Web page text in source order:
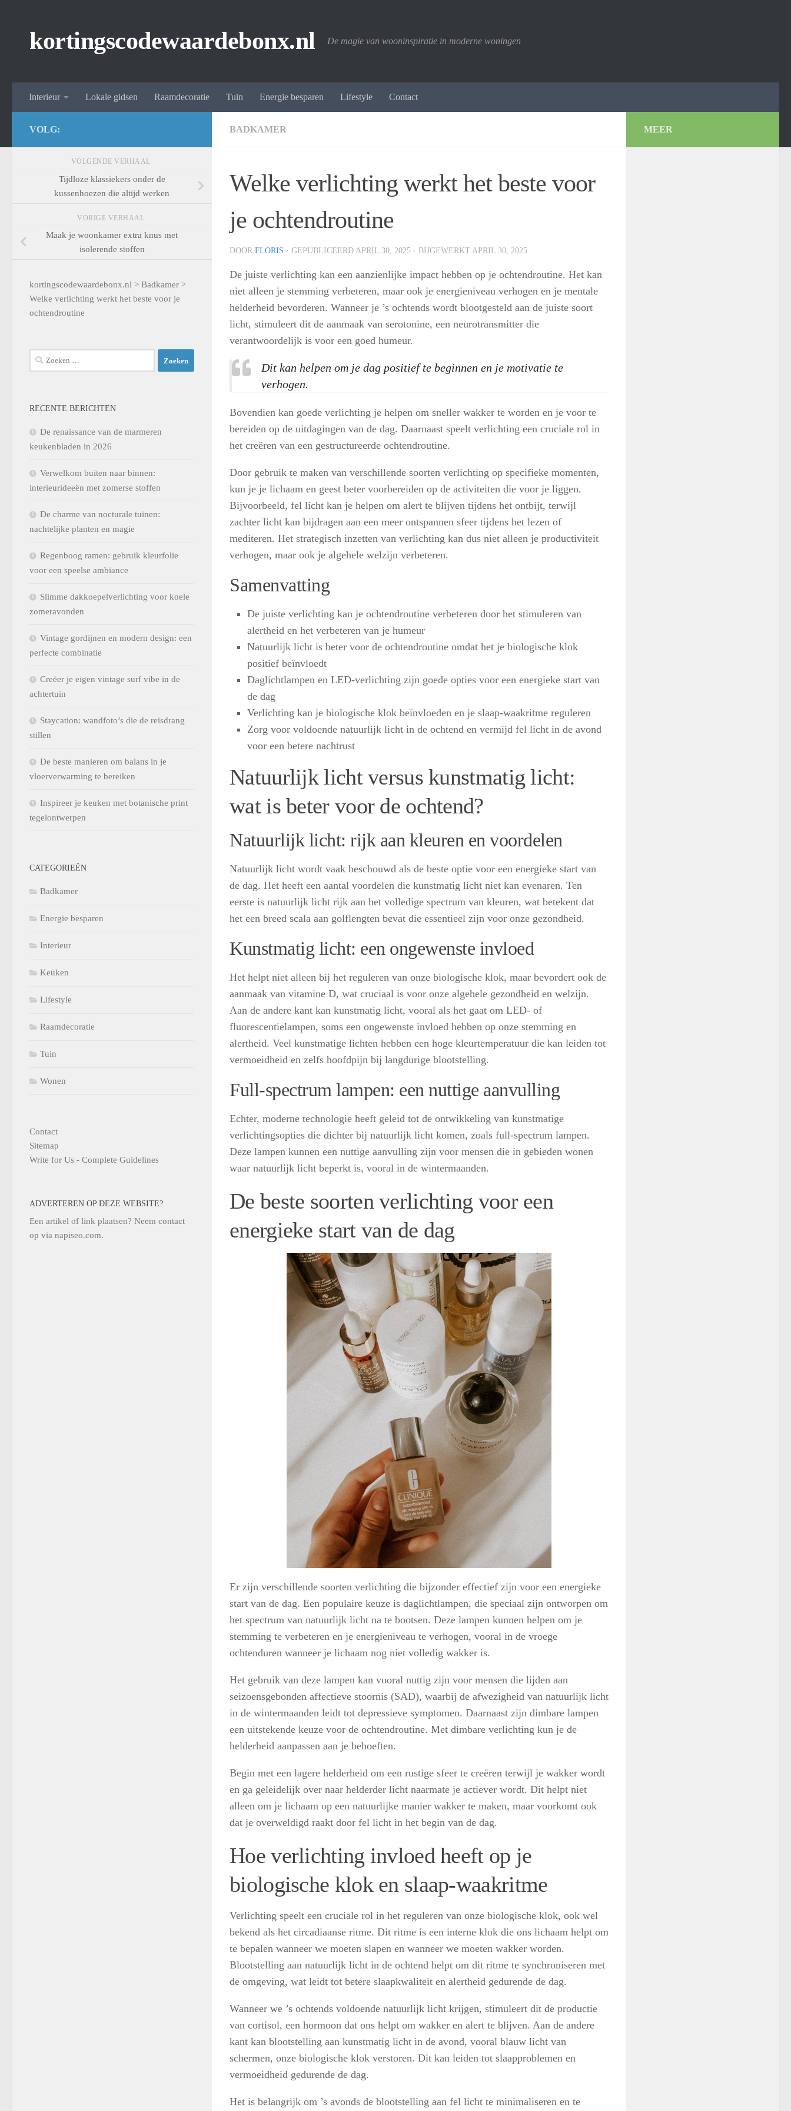
kortingscodewaardebonx.nl De magie van wooninspiratie in moderne woningen
Interieur Lokale gidsen Raamdecoratie Tuin Energie besparen Lifestyle Contact
BADKAMER
Welke verlichting werkt het beste voor
je ochtendroutine
DOOR FLORIS · GEPUBLICEERD APRIL 30, 2025 · BIJGEWERKT APRIL 30, 2025
De juiste verlichting kan een aanzienlijke impact hebben op je ochtendroutine. Het kan
niet alleen je stemming verbeteren, maar ook je energieniveau verhogen en je mentale
helderheid bevorderen. Wanneer je ’s ochtends wordt blootgesteld aan de juiste soort
licht, stimuleert dit de aanmaak van serotonine, een neurotransmitter die
verantwoordelijk is voor een goed humeur.
Dit kan helpen om je dag positief te beginnen en je motivatie te
verhogen.
Bovendien kan goede verlichting je helpen om sneller wakker te worden en je voor te
bereiden op de uitdagingen van de dag. Daarnaast speelt verlichting een cruciale rol in
het creëren van een gestructureerde ochtendroutine.
Door gebruik te maken van verschillende soorten verlichting op specifieke momenten,
kun je je lichaam en geest beter voorbereiden op de activiteiten die voor je liggen.
Bijvoorbeeld, fel licht kan je helpen om alert te blijven tijdens het ontbijt, terwijl
zachter licht kan bijdragen aan een meer ontspannen sfeer tijdens het lezen of
mediteren. Het strategisch inzetten van verlichting kan dus niet alleen je productiviteit
verhogen, maar ook je algehele welzijn verbeteren.
Samenvatting
De juiste verlichting kan je ochtendroutine verbeteren door het stimuleren van
alertheid en het verbeteren van je humeur
Natuurlijk licht is beter voor de ochtendroutine omdat het je biologische klok
positief beïnvloedt
Daglichtlampen en LED-verlichting zijn goede opties voor een energieke start van
de dag
Verlichting kan je biologische klok beïnvloeden en je slaap-waakritme reguleren
Zorg voor voldoende natuurlijk licht in de ochtend en vermijd fel licht in de avond
voor een betere nachtrust
Natuurlijk licht versus kunstmatig licht:
wat is beter voor de ochtend?
Natuurlijk licht: rijk aan kleuren en voordelen
Natuurlijk licht wordt vaak beschouwd als de beste optie voor een energieke start van
de dag. Het heeft een aantal voordelen die kunstmatig licht niet kan evenaren. Ten
eerste is natuurlijk licht rijk aan het volledige spectrum van kleuren, wat betekent dat
het een breed scala aan golflengten bevat die essentieel zijn voor onze gezondheid.
Kunstmatig licht: een ongewenste invloed
Het helpt niet alleen bij het reguleren van onze biologische klok, maar bevordert ook de
aanmaak van vitamine D, wat cruciaal is voor onze algehele gezondheid en welzijn.
Aan de andere kant kan kunstmatig licht, vooral als het gaat om LED- of
fluorescentielampen, soms een ongewenste invloed hebben op onze stemming en
alertheid. Veel kunstmatige lichten hebben een hoge kleurtemperatuur die kan leiden tot
vermoeidheid en zelfs hoofdpijn bij langdurige blootstelling.
Full-spectrum lampen: een nuttige aanvulling
Echter, moderne technologie heeft geleid tot de ontwikkeling van kunstmatige
verlichtingsopties die dichter bij natuurlijk licht komen, zoals full-spectrum lampen.
Deze lampen kunnen een nuttige aanvulling zijn voor mensen die in gebieden wonen
waar natuurlijk licht beperkt is, vooral in de wintermaanden.
De beste soorten verlichting voor een
energieke start van de dag
Er zijn verschillende soorten verlichting die bijzonder effectief zijn voor een energieke
start van de dag. Een populaire keuze is daglichtlampen, die speciaal zijn ontworpen om
het spectrum van natuurlijk licht na te bootsen. Deze lampen kunnen helpen om je
stemming te verbeteren en je energieniveau te verhogen, vooral in de vroege
ochtenduren wanneer je lichaam nog niet volledig wakker is.
Het gebruik van deze lampen kan vooral nuttig zijn voor mensen die lijden aan
seizoensgebonden affectieve stoornis (SAD), waarbij de afwezigheid van natuurlijk licht
in de wintermaanden leidt tot depressieve symptomen. Daarnaast zijn dimbare lampen
een uitstekende keuze voor de ochtendroutine. Met dimbare verlichting kun je de
helderheid aanpassen aan je behoeften.
Begin met een lagere helderheid om een rustige sfeer te creëren terwijl je wakker wordt
en ga geleidelijk over naar helderder licht naarmate je actiever wordt. Dit helpt niet
alleen om je lichaam op een natuurlijke manier wakker te maken, maar voorkomt ook
dat je overweldigd raakt door fel licht in het begin van de dag.
Hoe verlichting invloed heeft op je
biologische klok en slaap-waakritme
Verlichting speelt een cruciale rol in het reguleren van onze biologische klok, ook wel
bekend als het circadiaanse ritme. Dit ritme is een interne klok die ons lichaam helpt om
te bepalen wanneer we moeten slapen en wanneer we moeten wakker worden.
Blootstelling aan natuurlijk licht in de ochtend helpt om dit ritme te synchroniseren met
de omgeving, wat leidt tot betere slaapkwaliteit en alertheid gedurende de dag.
Wanneer we ’s ochtends voldoende natuurlijk licht krijgen, stimuleert dit de productie
van cortisol, een hormoon dat ons helpt om wakker en alert te blijven. Aan de andere
kant kan blootstelling aan kunstmatig licht in de avond, vooral blauw licht van
schermen, onze biologische klok verstoren. Dit kan leiden tot slaapproblemen en
vermoeidheid gedurende de dag.
Het is belangrijk om ’s avonds de blootstelling aan fel licht te minimaliseren en te
VOLG:
VOLGENDE VERHAAL
Tijdloze klassiekers onder de
kussenhoezen die altijd werken
VORIGE VERHAAL
Maak je woonkamer extra knus met
isolerende stoffen
kortingscodewaardebonx.nl > Badkamer >
Welke verlichting werkt het beste voor je
ochtendroutine
Zoeken
naar:
RECENTE BERICHTEN
De renaissance van de marmeren
keukenbladen in 2026
Verwelkom buiten naar binnen:
interieurideeën met zomerse stoffen
De charme van nocturale tuinen:
nachtelijke planten en magie
Regenboog ramen: gebruik kleurfolie
voor een speelse ambiance
Slimme dakkoepelverlichting voor koele
zomeravonden
Vintage gordijnen en modern design: een
perfecte combinatie
Creëer je eigen vintage surf vibe in de
achtertuin
Staycation: wandfoto’s die de reisdrang
stillen
De beste manieren om balans in je
vloerverwarming te bereiken
Inspireer je keuken met botanische print
tegelontwerpen
CATEGORIEËN
Badkamer
Energie besparen
Interieur
Keuken
Lifestyle
Raamdecoratie
Tuin
Wonen
Contact
Sitemap
Write for Us - Complete Guidelines
ADVERTEREN OP DEZE WEBSITE?
Een artikel of link plaatsen? Neem contact
op via napiseo.com.
MEER